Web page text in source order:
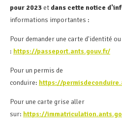
pour 2023 et dans cette notice
informations importantes :
Pour demander une carte d'identité
: https://passeport.ants.gouv.fr/
Pour un permis de
conduire: https://
Pour une carte grise aller
sur: https://